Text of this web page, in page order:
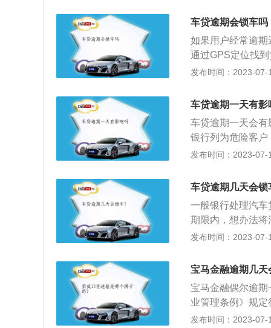
逾期时间越长，
会留下不良记录
用卡，包括在网
上征信，而且信
的。3.车贷逾期一
车贷逾期会锁车吗
如果用户经常逾
通过GPS定位找
就将逾期金额结
信中，这样对于
若是出现了逾期
计算，逾期的时
催收，在银行车
拨打电话的次数
就会产生信用污
有贷款往来，难
为，银行可能通
发布时间：2023-07-
车贷逾期一天有影
车贷逾期一天会
银行列为危险客
因个别突发情况
合同约定借款时
出约定期限的一
造成更严重的影
款，并及时联系
还款计划进行还
一定的影响的。
发布时间：2023-07-
车贷逾期几天会锁
一般银行处理汽
期限内，想办法
贷款人向申请购
款安全的前提和基
用程度对客户进
险和采取何种担保
诺书”，把每一笔
发布时间：2023-07-
宝马金融逾期几天
宝马金融偶尔逾
业管理条例》规
止之日起为5年，
发布时间：2023-07-